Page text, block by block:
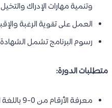
وتنمية مهارات الإدراك
العمل على تقوية الرغبة
رسوم البرنامج تشمل الشهادة
متطلبات الدورة:
معرفة الأرقام من 0-9 باللغة الانجليزية نطقًا وكتابة.